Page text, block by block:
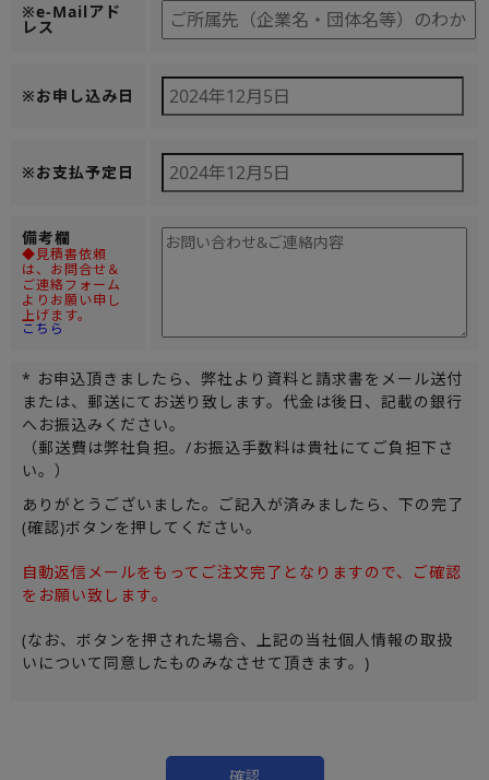
※e-Mailアド
レス
※お申し込み日
※お支払予定日
備考欄
◆見積書依頼
は、お問合せ＆
ご連絡フォーム
よりお願い申し
上げます。
こちら
* お申込頂きましたら、弊社より資料と請求書をメール送付
または、郵送にてお送り致します。代金は後日、記載の銀行
へお振込みください。
（郵送費は弊社負担。/お振込手数料は貴社にてご負担下さ
い。）
ありがとうございました。ご記入が済みましたら、下の完了
(確認)ボタンを押してください。
自動返信メールをもってご注文完了となりますので、ご確認
をお願い致します。
(なお、ボタンを押された場合、上記の当社個人情報の取扱
いについて同意したものみなさせて頂きます。)